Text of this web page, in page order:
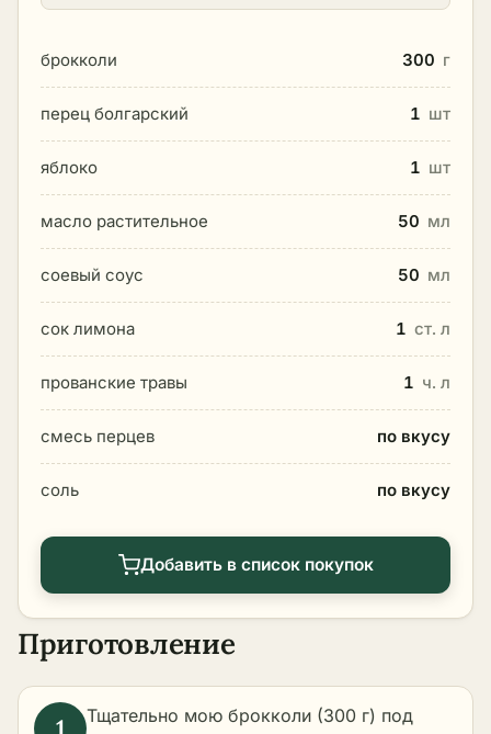
брокколи 300 г
перец болгарский 1 шт
яблоко 1 шт
масло растительное 50 мл
соевый соус 50 мл
сок лимона 1 ст. л
прованские травы 1 ч. л
смесь перцев по вкусу
соль по вкусу
Добавить в список покупок
Приготовление
Тщательно мою брокколи (300 г) под